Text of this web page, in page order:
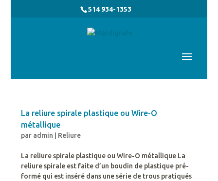
514 934-1353
La reliure spirale plastique ou Wire-O
métallique
par admin Reliure
La reliure spirale plastique ou Wire-O métallique La
reliure spirale est faite d’un boudin de plastique pré-
formé qui est inséré dans une série de trous pratiqués